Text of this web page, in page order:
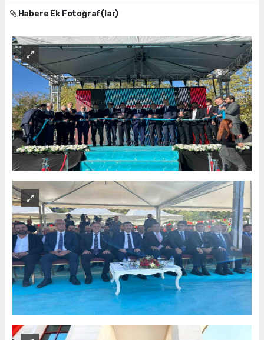
Habere Ek Fotoğraf(lar)